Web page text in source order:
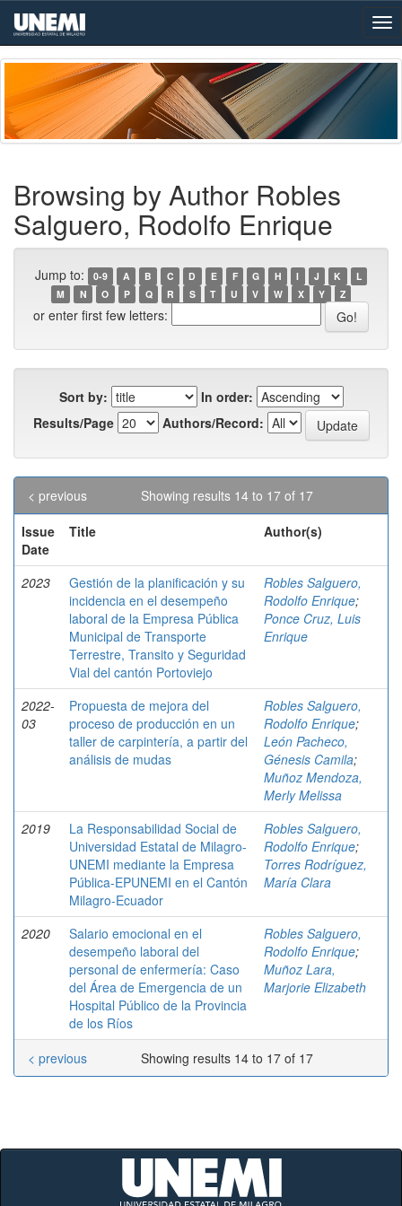
Skip
navigation
Browsing by Author Robles
Salguero, Rodolfo Enrique
Jump to: 0-9 A B C D E F G H I J K
L
M
N O P Q R S T U V W X Y Z
or enter first few letters:
Sort by:
In order:
Results/Page
Authors/Record:
Showing results 14 to 17 of 17
< previous
Issue
Date
Title Author(s)
2023
Gestión de la planificación y su
incidencia en el desempeño
laboral de la Empresa Pública
Municipal de Transporte
Terrestre, Transito y Seguridad
Vial del cantón Portoviejo
Robles Salguero,
Rodolfo Enrique;
Ponce Cruz, Luis
Enrique
2022-
03
Propuesta de mejora del
proceso de producción en un
taller de carpintería, a partir del
análisis de mudas
Robles Salguero,
Rodolfo Enrique;
León Pacheco,
Génesis Camila;
Muñoz Mendoza,
Merly Melissa
2019
La Responsabilidad Social de
Universidad Estatal de Milagro-
UNEMI mediante la Empresa
Pública-EPUNEMI en el Cantón
Milagro-Ecuador
Robles Salguero,
Rodolfo Enrique;
Torres Rodríguez,
María Clara
2020
Salario emocional en el
desempeño laboral del
personal de enfermería: Caso
del Área de Emergencia de un
Hospital Público de la Provincia
de los Ríos
Robles Salguero,
Rodolfo Enrique;
Muñoz Lara,
Marjorie Elizabeth
Showing results 14 to 17 of 17
< previous